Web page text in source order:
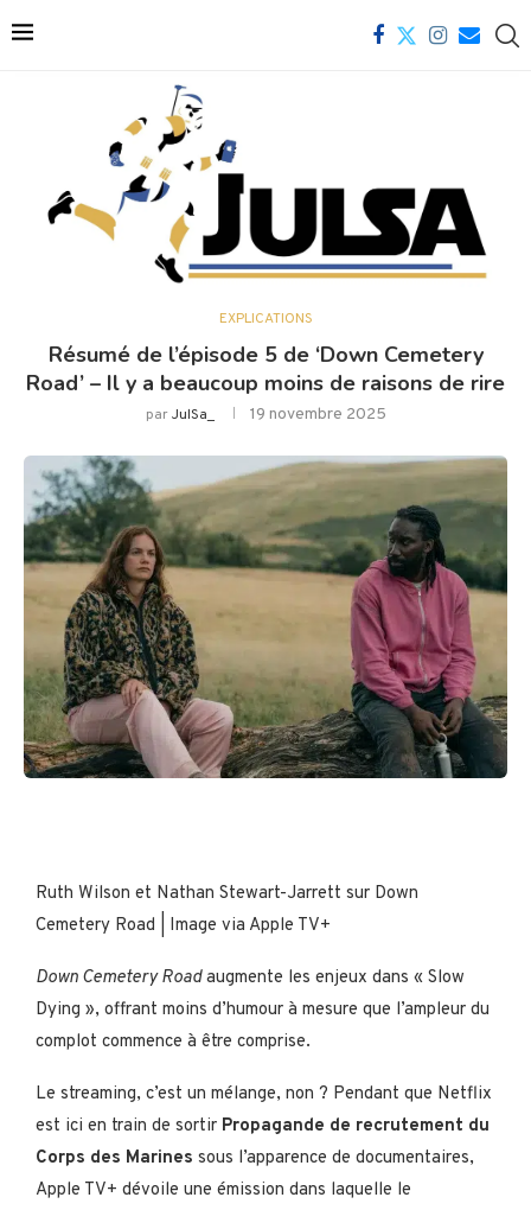
EXPLICATIONS
Résumé de l’épisode 5 de ‘Down Cemetery
Road’ – Il y a beaucoup moins de raisons de rire
parJulSa_ 19 novembre 2025
Ruth Wilson et Nathan Stewart-Jarrett sur Down
Cemetery Road | Image via Apple TV+
Down Cemetery Roadaugmente les enjeux dans « Slow
Dying », offrant moins d’humour à mesure que l’ampleur du
complot commence à être comprise.
Le streaming, c’est un mélange, non ? Pendant que Netflix
est ici en train de sortir Propagande de recrutement du
Corps des Marines sous l’apparence de documentaires,
Apple TV+ dévoile une émission dans laquelle le